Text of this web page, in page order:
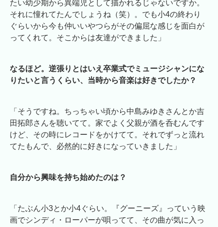
たい幼少期から異端児として描かれるじゃないですか。
それに憧れてたんでしょうね（笑）。でも小4の終わり
ぐらいから今も仲いいやつらがその偏屈な感じを面白が
ってくれて。そこからは友達ができました」
なるほど。逆張りとはいえ卒業式でミュージシャンにな
りたいと言うくらい、当時から音楽は好きでしたか？
「そうですね。ちっちゃい頃から中島みゆきさんとか吉
田拓郎さんを聴いてて。家でよく父親が酒を呑むんです
けど、その時にレコードをかけてて。それでずっと流れ
てたもんで、必然的に好きになっていきました」
自分から興味を持ち始めたのは？
「たぶん小3とか小4ぐらい。『グーニーズ』っていう映
画でシンディ・ローパーが唄ってて、その曲が気に入っ